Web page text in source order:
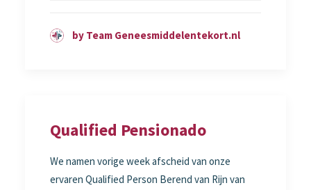
by Team Geneesmiddelentekort.nl
Qualified Pensionado
We namen vorige week afscheid van onze
ervaren Qualified Person Berend van Rijn van